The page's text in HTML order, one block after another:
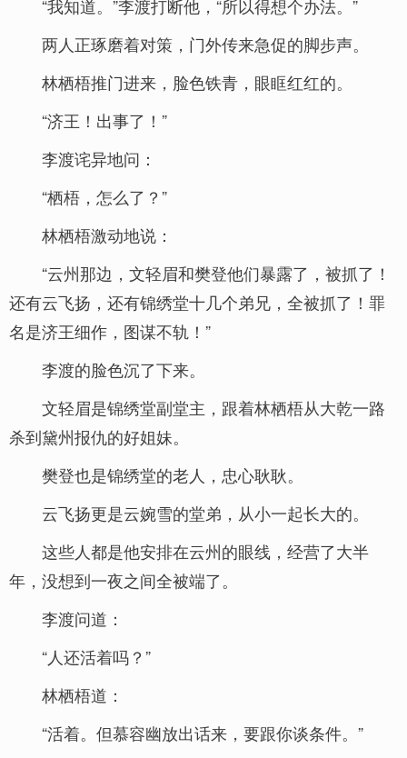
“我知道。”李渡打断他，“所以得想个办法。”
两人正琢磨着对策，门外传来急促的脚步声。
林栖梧推门进来，脸色铁青，眼眶红红的。
“济王！出事了！”
李渡诧异地问：
“栖梧，怎么了？”
林栖梧激动地说：
“云州那边，文轻眉和樊登他们暴露了，被抓了！
还有云飞扬，还有锦绣堂十几个弟兄，全被抓了！罪
名是济王细作，图谋不轨！”
李渡的脸色沉了下来。
文轻眉是锦绣堂副堂主，跟着林栖梧从大乾一路
杀到黛州报仇的好姐妹。
樊登也是锦绣堂的老人，忠心耿耿。
云飞扬更是云婉雪的堂弟，从小一起长大的。
这些人都是他安排在云州的眼线，经营了大半
年，没想到一夜之间全被端了。
李渡问道：
“人还活着吗？”
林栖梧道：
“活着。但慕容幽放出话来，要跟你谈条件。”